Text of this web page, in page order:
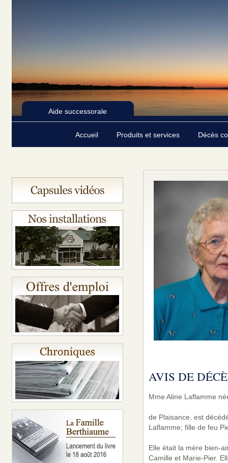
Aide successorale
Accueil Produits et services Décès
AVIS DE
Mme Aline Laflamme
de Plaisance, est
Laflamme; fille de feu
Elle était la mère bien-
Camille et Marie-Pier.